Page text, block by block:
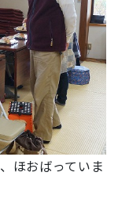
ほおばっていま